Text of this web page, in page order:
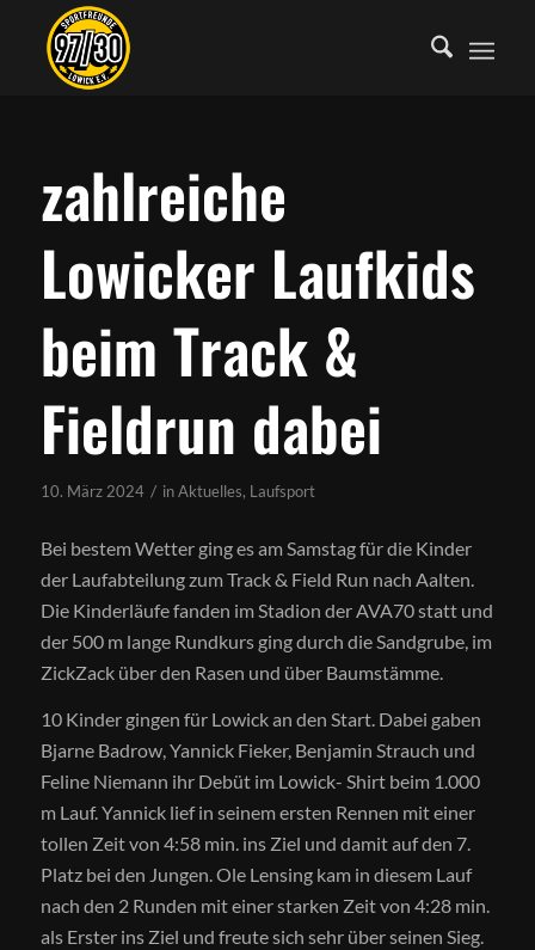
zahlreiche
Lowicker Laufkids
beim Track &
Fieldrun dabei
10. März 2024 / inAktuelles, Laufsport
Bei bestem Wetter ging es am Samstag für die Kinder
der Laufabteilung zum Track & Field Run nach Aalten.
Die Kinderläufe fanden im Stadion der AVA70 statt und
der 500 m lange Rundkurs ging durch die Sandgrube, im
ZickZack über den Rasen und über Baumstämme.
10 Kinder gingen für Lowick an den Start. Dabei gaben
Bjarne Badrow, Yannick Fieker, Benjamin Strauch und
Feline Niemann ihr Debüt im Lowick- Shirt beim 1.000
m Lauf. Yannick lief in seinem ersten Rennen mit einer
tollen Zeit von 4:58 min. ins Ziel und damit auf den 7.
Platz bei den Jungen. Ole Lensing kam in diesem Lauf
nach den 2 Runden mit einer starken Zeit von 4:28 min.
als Erster ins Ziel und freute sich sehr über seinen Sieg.